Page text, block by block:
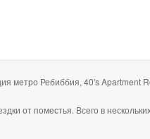
метро Ребиббия, 40's Apartment
от поместья. Всего в